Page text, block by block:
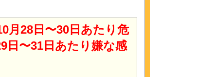
月28日〜30日あたり危
日〜31日あたり嫌な感